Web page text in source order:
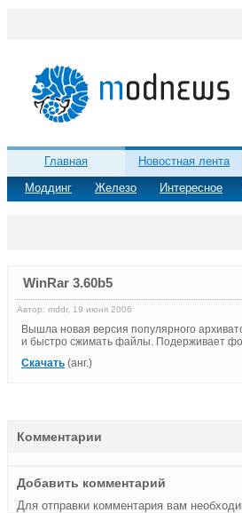
Главная
Новостная лента
Моддинг
Железо Интересное
WinRar 3.60b5
Автор: mddr, 19 июня 2006
Вышла новая версия популярного
и быстро сжимать файлы. Подерживает
Скачать (анг.)
Комментарии
Добавить комментарий
Для отправки комментария вам